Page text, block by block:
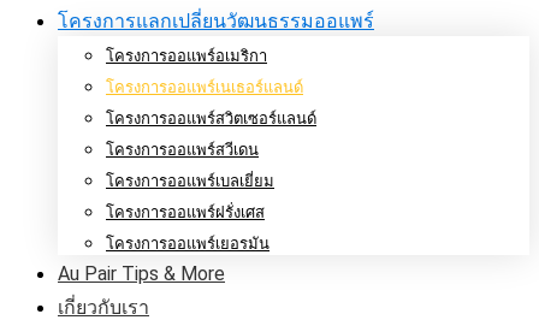
โครงการแลกเปลี่ยนวัฒนธรรมออแพร์
โครงการออแพร์อเมริกา
โครงการออแพร์เนเธอร์แลนด์
โครงการออแพร์สวิตเซอร์แลนด์
โครงการออแพร์สวีเดน
โครงการออแพร์เบลเยี่ยม
โครงการออแพร์ฝรั่งเศส
โครงการออแพร์เยอรมัน
Au Pair Tips & More
เกี่ยวกับเรา